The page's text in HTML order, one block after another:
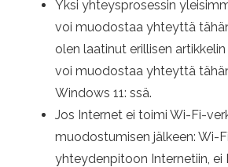
Yksi yhteysprosessin
voi muodostaa yhteyttä
olen laatinut erillisen artikkelin
voi muodostaa yhteyttä
Windows 11: ssä.
Jos Internet ei toimi Wi-Fi-
muodostumisen jälkeen: Wi-
yhteydenpitoon Internetiin, ei